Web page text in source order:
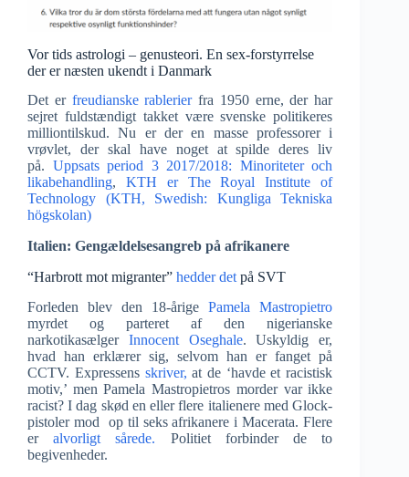
Vor tids astrologi – genusteori. En sex-forstyrrelse
der er næsten ukendt i Danmark
Det er freudianske rablerierfra 1950 erne, der har
sejret fuldstændigt takket være svenske politikeres
milliontilskud. Nu er der en masse professorer i
vrøvlet, der skal have noget at spilde deres liv
på. Uppsats period 3 2017/2018: Minoriteter och
likabehandling, KTH er The Royal Institute of
Technology (KTH, Swedish: Kungliga Tekniska
högskolan)
Italien: Gengældelsesangreb på afrikanere
“Harbrott mot migranter” hedder det på SVT
Forleden blev den 18-årigePamela Mastropietro
myrdet og parteret af den nigerianske
narkotikasælger Innocent Oseghale. Uskyldig er,
hvad han erklærer sig, selvom han er fanget på
CCTV. Expressens skriver, at de ‘havde et racistisk
motiv,’ men Pamela Mastropietros morder var ikke
racist? I dag skød en eller flere italienere med Glock-
pistoler mod op til seks afrikanere i Macerata. Flere
eralvorligt sårede. Politiet forbinder de to
begivenheder.